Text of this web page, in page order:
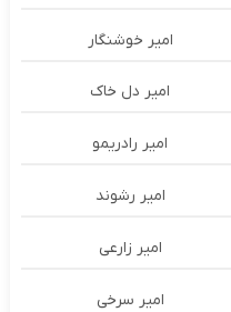
امیر خوشنگار
امیر دل خاک
امیر رادریمو
امیر رشوند
امیر زارعی
امیر سرخی